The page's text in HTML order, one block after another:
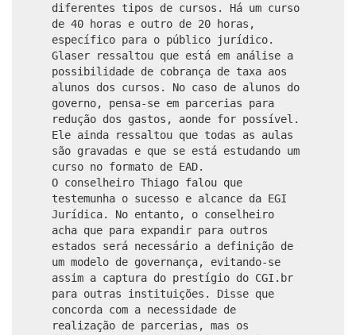
diferentes tipos de cursos. Há um curso
de 40 horas e outro de 20 horas,
específico para o público jurídico.
Glaser ressaltou que está em análise a
possibilidade de cobrança de taxa aos
alunos dos cursos. No caso de alunos do
governo, pensa-se em parcerias para
redução dos gastos, aonde for possível.
Ele ainda ressaltou que todas as aulas
são gravadas e que se está estudando um
curso no formato de EAD.
O conselheiro Thiago falou que
testemunha o sucesso e alcance da EGI
Jurídica. No entanto, o conselheiro
acha que para expandir para outros
estados será necessário a definição de
um modelo de governança, evitando-se
assim a captura do prestígio do CGI.br
para outras instituições. Disse que
concorda com a necessidade de
realização de parcerias, mas os